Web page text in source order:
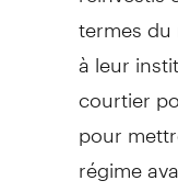
termes
à leur
courtier
pour
régime